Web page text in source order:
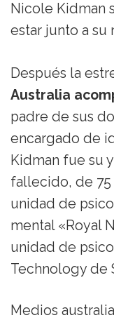
Nicole Kidman
estar junto a su
Después la
Australia
padre de sus
encargado de
Kidman fue su
fallecido, de 75
unidad de
mental «Royal
unidad de
Technology de
Medios